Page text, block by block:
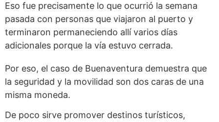
Eso fue precisamente lo que ocurrió la semana
pasada con personas que viajaron al puerto y
terminaron permaneciendo allí varios días
adicionales porque la vía estuvo cerrada.
Por eso, el caso de Buenaventura demuestra que
la seguridad y la movilidad son dos caras de una
misma moneda.
De poco sirve promover destinos turísticos,